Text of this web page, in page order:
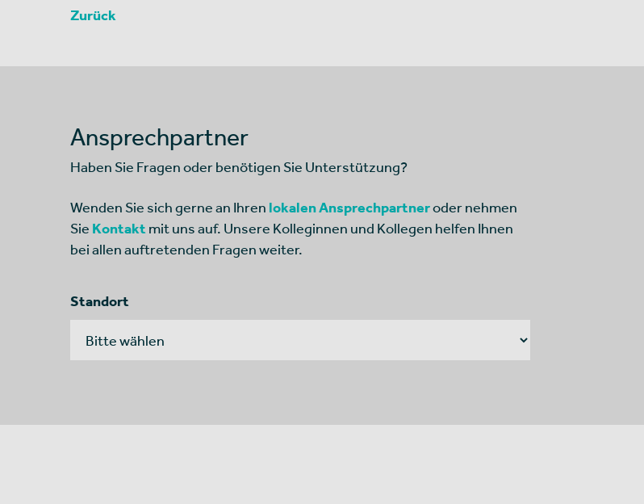
Zurück
Ansprechpartner
Haben Sie Fragen oder benötigen Sie Unterstützung?
Wenden Sie sich gerne an Ihren lokalen Ansprechpartneroder nehmen
Sie Kontaktmit uns auf. Unsere Kolleginnen und Kollegen helfen Ihnen
bei allen auftretenden Fragen weiter.
Standort